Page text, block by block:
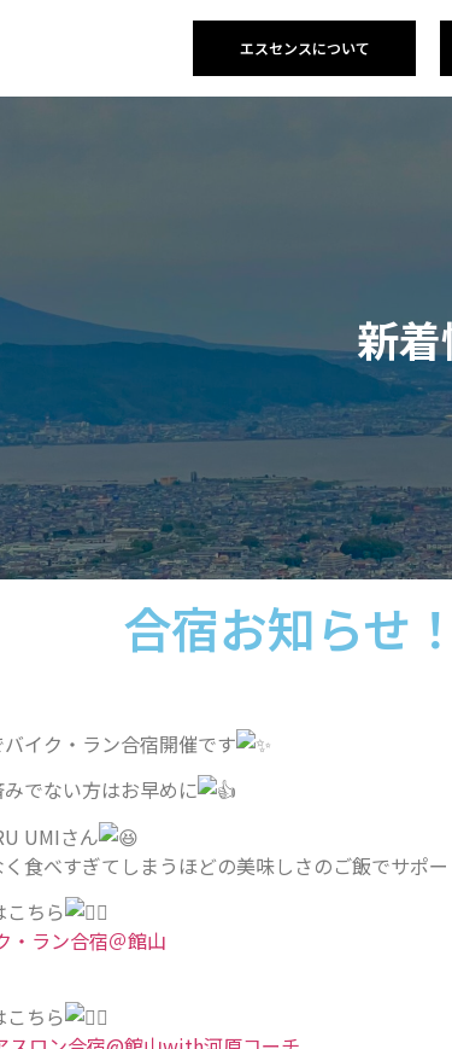
エスセンスについて
新
合宿お知らせ！
イク・ラン合宿開催です
でない方はお早めに
UMIさん
食べすぎてしまうほどの美味しさのご飯でサポ
こちら
・ラン合宿＠館山
こちら